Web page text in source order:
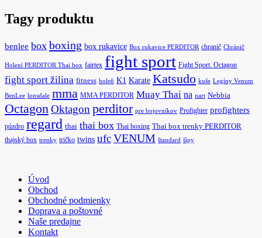
Tagy produktu
benlee box boxing box rukavice Box rukavice PERDITOR chranič Chránič
Holení PERDITOR Thai box fairtex fight sport Fight Sport. Octagon
fight sport žilina fitness holeň K1 Karate Katsudo kuše Legíny Venum
BenLee lonsdale mma MMA PERDITOR Muay Thai na nart Nebbia
OctagonOktagon perditor pre bojovníkov Profighter profighters
púzdro regard thai thai box Thai boxing Thai box trenky PERDITOR
thajský box trenky tričko twins ufcVENUM štandard šípy
Úvod
Obchod
Obchodné podmienky
Doprava a poštovné
Naše predajne
Kontakt